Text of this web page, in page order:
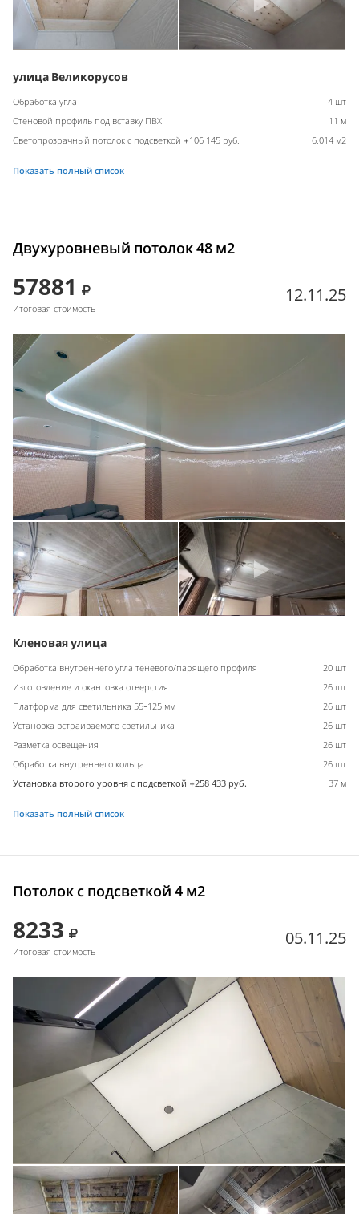
улица Великорусов
Обработка угла
4 шт
Стеновой профиль под вставку ПВХ
11 м
Светопрозрачный потолок с подсветкой +106 145 руб.
6.014 м2
Показать полный список
Двухуровневый потолок 48 м2
57881
Итоговая стоимость
12.11.25
Кленовая улица
Обработка внутреннего угла теневого/парящего профиля
20 шт
Изготовление и окантовка отверстия
26 шт
Платформа для светильника 55-125 мм
26 шт
Установка встраиваемого светильника
26 шт
Разметка освещения
26 шт
Обработка внутреннего кольца
26 шт
Установка второго уровня с подсветкой +258 433 руб.
37 м
Показать полный список
Потолок с подсветкой 4 м2
8233
Итоговая стоимость
05.11.25